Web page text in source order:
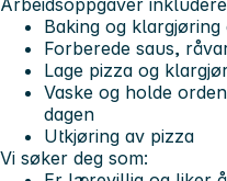
Arbeidsoppgaver
Baking og
Forberede saus,
Lage pizza og
Vaske og holde
dagen
Utkjøring av pizza
Vi søker deg som: